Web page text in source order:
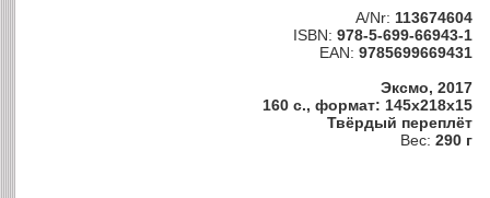
A/Nr: 113674604
ISBN: 978-5-699-66943-1
EAN: 9785699669431
Эксмо, 2017
160 с., формат: 145x218x15
Твёрдый переплёт
Вес: 290 г